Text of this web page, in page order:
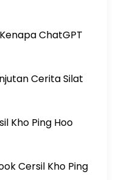
Kenapa ChatGPT
Cerita Silat
Kho Ping Hoo
Cersil Kho Ping